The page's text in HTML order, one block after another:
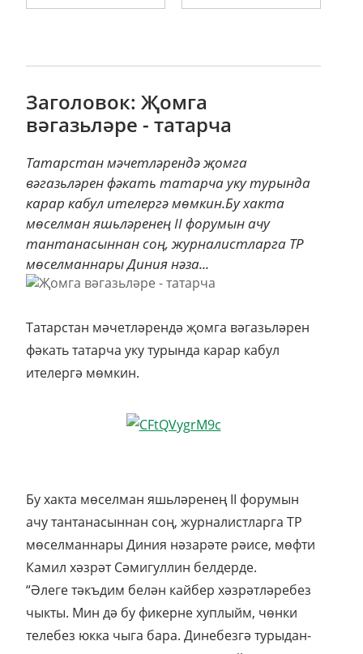
Заголовок: Җомга
вәгазьләре - татарча
Татарстан мәчетләрендә җомга
вәгазьләрен фәкать татарча уку турында
карар кабул ителергә мөмкин.Бу хакта
мөселман яшьләренең II форумын ачу
тантанасыннан соң, журналистларга ТР
мөселманнары Диния нәза...
Татарстан мәчетләрендә җомга вәгазьләрен
фәкать татарча уку турында карар кабул
ителергә мөмкин.
Бу хакта мөселман яшьләренең II форумын
ачу тантанасыннан соң, журналистларга ТР
мөселманнары Диния нәзарәте рәисе, мөфти
Камил хәзрәт Сәмигуллин белдерде.
“Әлеге тәкъдим белән кайбер хәзрәтләребез
чыкты. Мин дә бу фикерне хуплыйм, чөнки
телебез юкка чыга бара. Динебезгә турыдан-